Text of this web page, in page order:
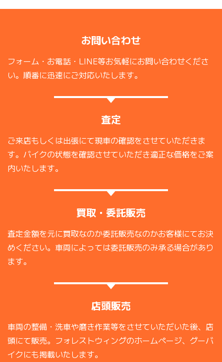
お問い合わせ
フォーム・お電話・LINE等お気軽にお問い合わせくださ
い。順番に迅速にご対応いたします。
査定
ご来店もしくは出張にて現車の確認をさせていただきま
す。バイクの状態を確認させていただき適正な価格をご案
内いたします。
買取・委託販売
査定金額を元に買取なのか委託販売なのかお客様にてお決
めください。車両によっては委託販売のみ承る場合があり
ます。
店頭販売
車両の整備・洗車や磨き作業等をさせていただいた後、店
頭にて販売。フォレストウィングのホームページ、グーバ
イクにも掲載いたします。